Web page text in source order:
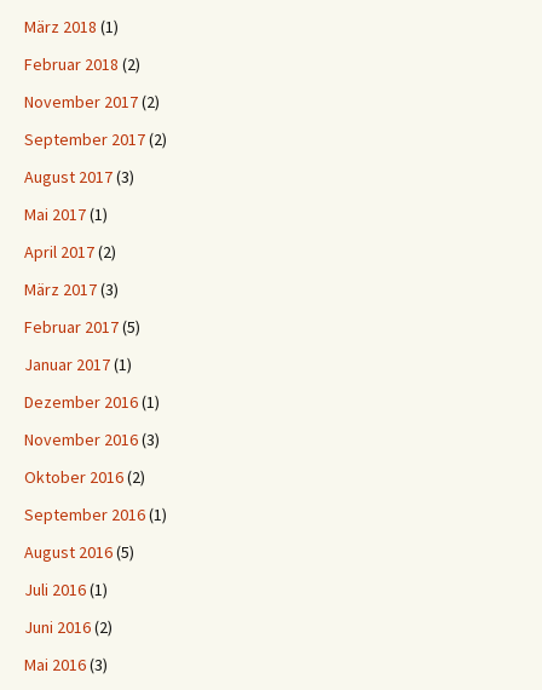
März 2018 (1)
Februar 2018 (2)
November 2017(2)
September 2017(2)
August 2017(3)
Mai 2017(1)
April 2017(2)
März 2017(3)
Februar 2017(5)
Januar 2017(1)
Dezember 2016(1)
November 2016(3)
Oktober 2016(2)
September 2016(1)
August 2016(5)
Juli 2016(1)
Juni 2016(2)
Mai 2016(3)